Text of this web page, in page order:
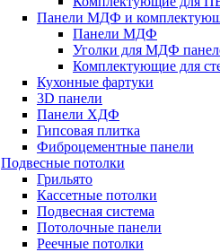
Панели МДФ и
Панели МДФ
Уголки для МДФ
Комплектующие для
Кухонные фартуки
3D панели
Панели ХДФ
Гипсовая плитка
Фиброцементные панели
Подвесные потолки
Грильято
Кассетные потолки
Подвесная система
Потолочные панели
Реечные потолки